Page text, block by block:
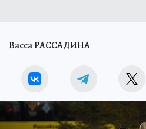
Васса РАССАДИНА